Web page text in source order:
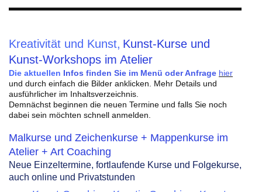
Kreativität und Kunst, Kunst-Kurse und
Kunst-Workshops im Atelier
Die aktuellen Infos finden Sie im Menü oder Anfrage hier
und durch einfach die Bilder anklicken. Mehr Details und
ausführlicher im Inhaltsverzeichnis.
Demnächst beginnen die neuen Termine und falls Sie noch
dabei sein möchten schnell anmelden.
Malkurse und Zeichenkurse + Mappenkurse im
Atelier + Art Coaching
Neue Einzeltermine, fortlaufende Kurse und Folgekurse,
auch online und Privatstunden